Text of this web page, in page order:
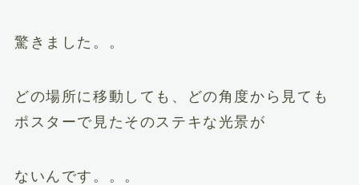
驚きました。。
どの場所に移動しても、どの角度から見ても
ポスターで見たそのステキな光景が
ないんです。。。